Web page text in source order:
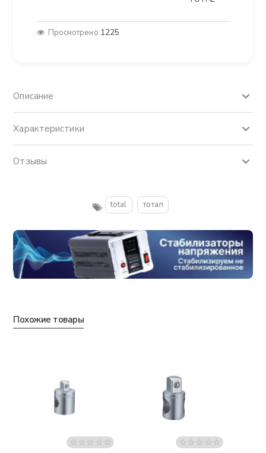
Просмотрено:1225
Описание
Характеристики
Отзывы
total тотал
Похожие товары